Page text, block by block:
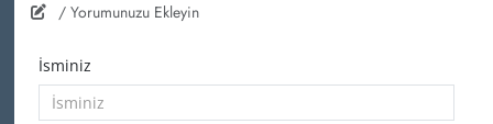
/ Yorumunuzu Ekleyin
İsminiz